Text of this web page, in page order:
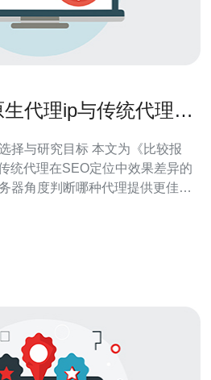
代理ip与传统代理在
择与研究目标 本文为《比较报
统代理在SEO定位中效果差异的
器角度判断哪种代理提供更佳的
定性）、“最佳性价比”与“最便